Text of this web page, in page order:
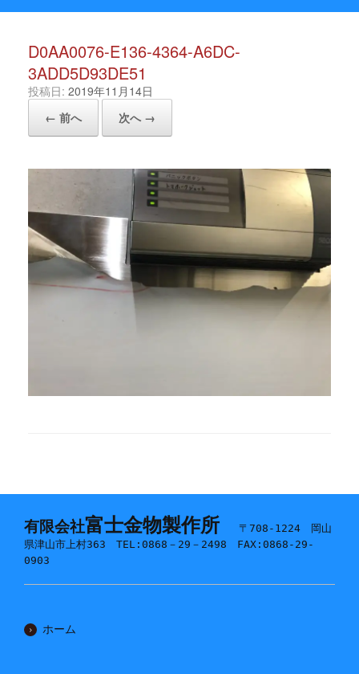
D0AA0076-E136-4364-A6DC-
3ADD5D93DE51
投稿日: 2019年11月14日
← 前へ
次へ →
有限会社富士金物製作所
〒708-1224 岡山
県津山市上村363 TEL:0868－29－2498 FAX:0868-29-
0903
ホーム